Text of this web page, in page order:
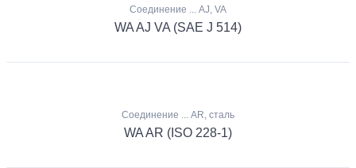
Соединение ... AJ, VA
WA AJ VA (SAE J 514)
Соединение ... AR, сталь
WA AR (ISO 228-1)